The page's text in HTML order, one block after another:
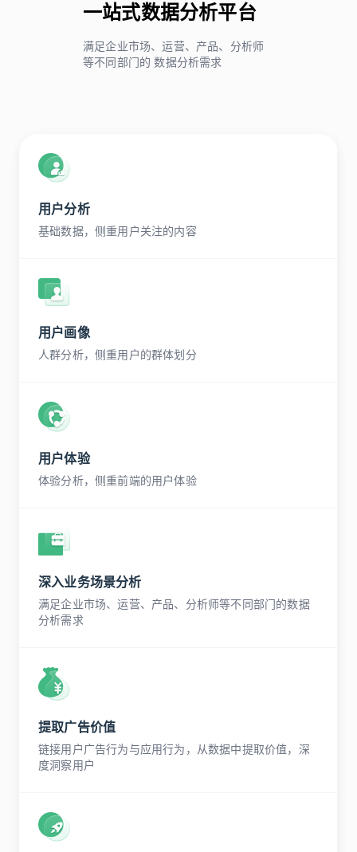
一站式数据分析平台
满足企业市场、运营、产品、分析师
等不同部门的 数据分析需求
用户分析
基础数据，侧重用户关注的内容
用户画像
人群分析，侧重用户的群体划分
用户体验
体验分析，侧重前端的用户体验
深入业务场景分析
满足企业市场、运营、产品、分析师等不同部门的数据
分析需求
提取广告价值
链接用户广告行为与应用行为，从数据中提取价值，深
度洞察用户